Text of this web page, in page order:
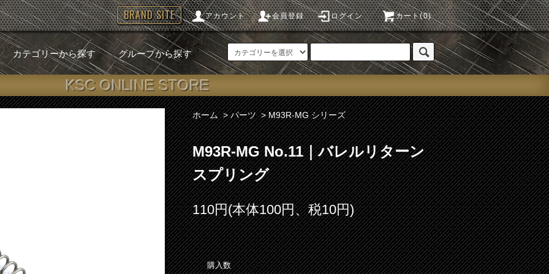
アカウント 会員登録 ログイン カート(0)
BRAND SITE
カテゴリーから探す グループから探す
KSC ONLINE STORE
ホーム >パーツ >M93R-MG シリーズ
M93R-MG No.11｜バレルリターン
スプリング
110円(本体100円、税10円)
購入数